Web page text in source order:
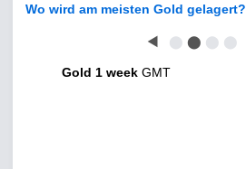
Wo wird am meisten Gold gelagert?
◀ ⬤ ⬤ ⬤ ⬤
Gold 1 week GMT